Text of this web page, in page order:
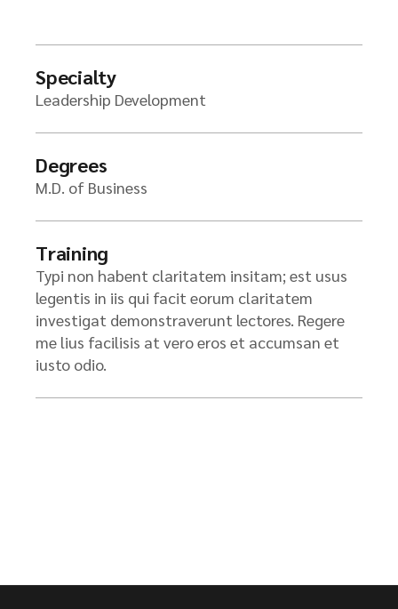
Specialty
Leadership Development
Degrees
M.D. of Business
Training
Typi non habent claritatem insitam; est usus
legentis in iis qui facit eorum claritatem
investigat demonstraverunt lectores. Regere
me lius facilisis at vero eros et accumsan et
iusto odio.